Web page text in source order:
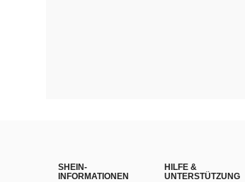
SHEIN-
INFORMATIONEN
HILFE &
UNTERSTÜTZUNG